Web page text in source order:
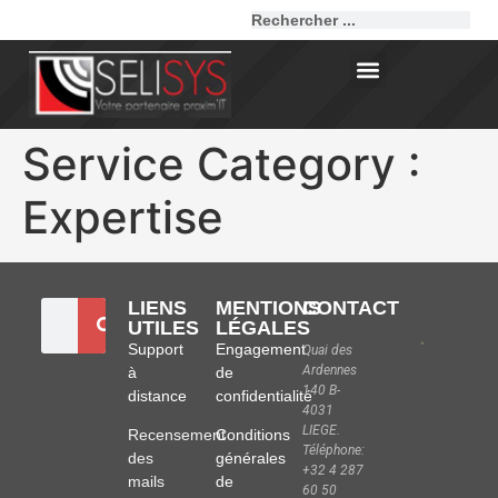
Service Category :
Expertise
LIENS
UTILES
Support
à
distance
Recensement
des
mails
MENTIONS
LÉGALES
Engagement
de
confidentialité
Conditions
générales
de
CONTACT
Quai des
Ardennes
140 B-
4031
LIEGE.
Téléphone:
+32 4 287
60 50